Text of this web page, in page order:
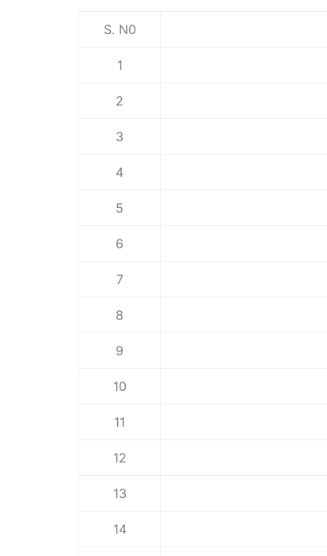
S. N0
1
2
3
4
5
6
7
8
9
10
11
12
13
14